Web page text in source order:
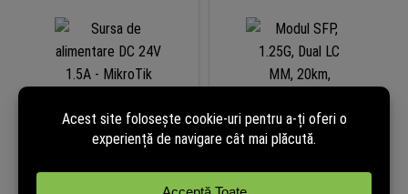
1.5A – MikroTik SAW36-240-
20km, 1310nm – Mikrotik S-